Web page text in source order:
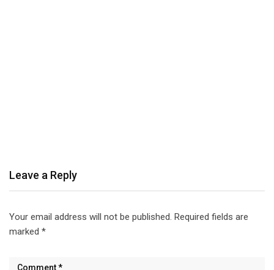
Leave a Reply
Your email address will not be published. Required fields are
marked *